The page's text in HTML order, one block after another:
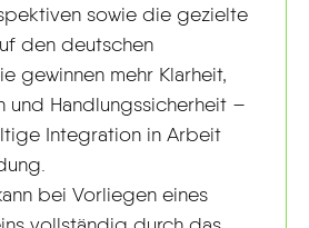
sowie die gezielte
den deutschen
gewinnen mehr Klarheit,
und Handlungssicherheit –
Integration in Arbeit
bei Vorliegen eines